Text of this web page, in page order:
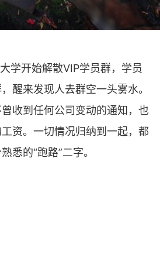
学开始解散VIP学员群，学员
醒来发现人去群空一头雾水。
收到任何公司变动的通知，也
资。一切情况归纳到一起，都
悉的“跑路”二字。